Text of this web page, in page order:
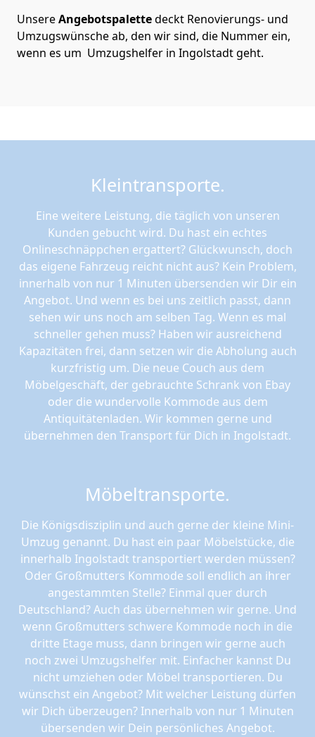
UnsereAngebotspalettedeckt Renovierungs- und
Umzugswünsche ab, den wir sind, die Nummer ein,
wenn es um Umzugshelfer in Ingolstadt geht.
Kleintransporte.
Eine weitere Leistung, die täglich von unseren
Kunden gebucht wird. Du hast ein echtes
Onlineschnäppchen ergattert? Glückwunsch, doch
das eigene Fahrzeug reicht nicht aus? Kein Problem,
innerhalb von nur 1 Minuten übersenden wir Dir ein
Angebot. Und wenn es bei uns zeitlich passt, dann
sehen wir uns noch am selben Tag. Wenn es mal
schneller gehen muss? Haben wir ausreichend
Kapazitäten frei, dann setzen wir die Abholung auch
kurzfristig um. Die neue Couch aus dem
Möbelgeschäft, der gebrauchte Schrank von Ebay
oder die wundervolle Kommode aus dem
Antiquitätenladen. Wir kommen gerne und
übernehmen den Transport für Dich in Ingolstadt.
Möbeltransporte.
Die Königsdisziplin und auch gerne der kleine Mini-
Umzug genannt. Du hast ein paar Möbelstücke, die
innerhalb Ingolstadt transportiert werden müssen?
Oder Großmutters Kommode soll endlich an ihrer
angestammten Stelle? Einmal quer durch
Deutschland? Auch das übernehmen wir gerne. Und
wenn Großmutters schwere Kommode noch in die
dritte Etage muss, dann bringen wir gerne auch
noch zwei Umzugshelfer mit. Einfacher kannst Du
nicht umziehen oder Möbel transportieren. Du
wünschst ein Angebot? Mit welcher Leistung dürfen
wir Dich überzeugen? Innerhalb von nur 1 Minuten
übersenden wir Dein persönliches Angebot.